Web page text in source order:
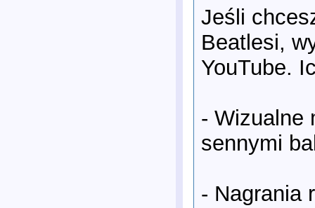
Jeśli
Beatlesi,
YouTube.
- Wizualne
sennymi
- Nagrania